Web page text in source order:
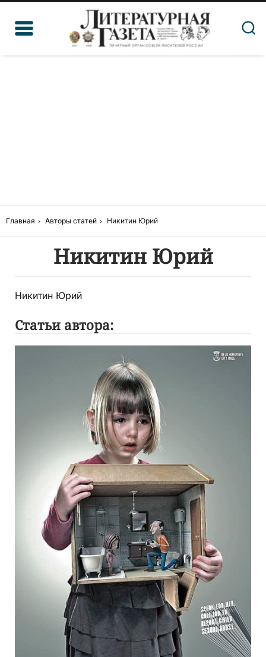
Главная Авторы статей Никитин Юрий
Никитин Юрий
Никитин Юрий
Статьи автора: